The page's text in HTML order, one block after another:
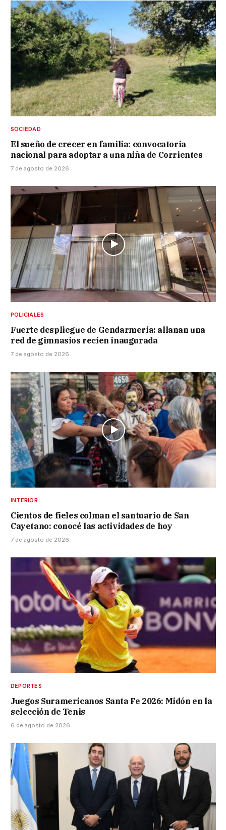
SOCIEDAD
El sueño de crecer en familia: convocatoria
nacional para adoptar a una niña de Corrientes
7 de agosto de 2026
POLICIALES
Fuerte despliegue de Gendarmería: allanan una
red de gimnasios recien inaugurada
7 de agosto de 2026
INTERIOR
Cientos de fieles colman el santuario de San
Cayetano: conocé las actividades de hoy
7 de agosto de 2026
DEPORTES
Juegos Suramericanos Santa Fe 2026: Midón en la
selección de Tenis
6 de agosto de 2026